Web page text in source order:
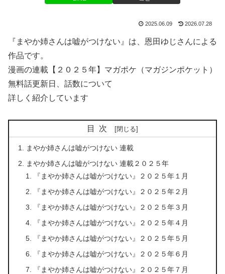
2025.06.09 2026.07.28
『まやか姉さんは嘘がつけない』は、恩田ゆじさんによる
作品です。
漫画の連載【２０２５年】マガポケ（マガジンポケット）
無料話更新日、話数について
詳しく紹介しています
目次
まやか姉さんは嘘がつけない 連載
まやか姉さんは嘘がつけない 連載２０２５年
『まやか姉さんは嘘がつけない』２０２５年１月
『まやか姉さんは嘘がつけない』２０２５年２月
『まやか姉さんは嘘がつけない』２０２５年３月
『まやか姉さんは嘘がつけない』２０２５年４月
『まやか姉さんは嘘がつけない』２０２５年５月
『まやか姉さんは嘘がつけない』２０２５年６月
『まやか姉さんは嘘がつけない』２０２５年７月